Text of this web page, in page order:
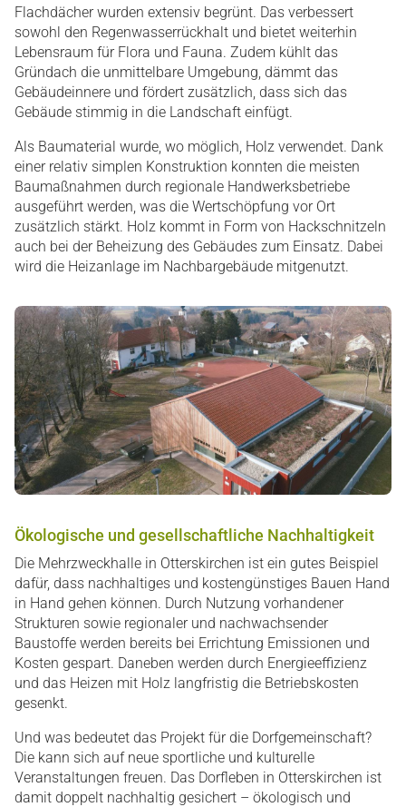
Flachdächer wurden extensiv begrünt. Das verbessert
sowohl den Regenwasserrückhalt und bietet weiterhin
Lebensraum für Flora und Fauna. Zudem kühlt das
Gründach die unmittelbare Umgebung, dämmt das
Gebäudeinnere und fördert zusätzlich, dass sich das
Gebäude stimmig in die Landschaft einfügt.
Als Baumaterial wurde, wo möglich, Holz verwendet. Dank
einer relativ simplen Konstruktion konnten die meisten
Baumaßnahmen durch regionale Handwerksbetriebe
ausgeführt werden, was die Wertschöpfung vor Ort
zusätzlich stärkt. Holz kommt in Form von Hackschnitzeln
auch bei der Beheizung des Gebäudes zum Einsatz. Dabei
wird die Heizanlage im Nachbargebäude mitgenutzt.
Ökologische und gesellschaftliche Nachhaltigkeit
Die Mehrzweckhalle in Otterskirchen ist ein gutes Beispiel
dafür, dass nachhaltiges und kostengünstiges Bauen Hand
in Hand gehen können. Durch Nutzung vorhandener
Strukturen sowie regionaler und nachwachsender
Baustoffe werden bereits bei Errichtung Emissionen und
Kosten gespart. Daneben werden durch Energieeffizienz
und das Heizen mit Holz langfristig die Betriebskosten
gesenkt.
Und was bedeutet das Projekt für die Dorfgemeinschaft?
Die kann sich auf neue sportliche und kulturelle
Veranstaltungen freuen. Das Dorfleben in Otterskirchen ist
damit doppelt nachhaltig gesichert – ökologisch und